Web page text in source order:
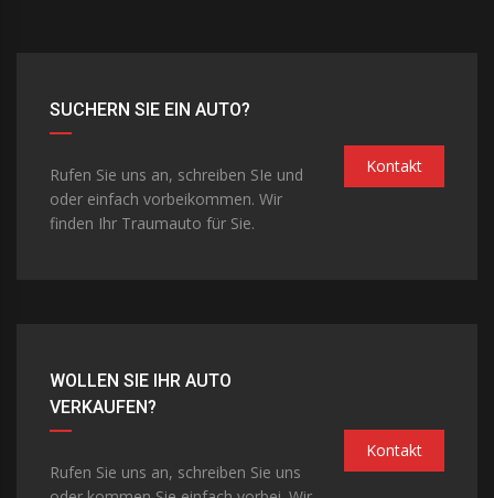
SUCHERN SIE EIN AUTO?
Rufen Sie uns an, schreiben SIe und
oder einfach vorbeikommen. Wir
finden Ihr Traumauto für Sie.
Kontakt
WOLLEN SIE IHR AUTO
VERKAUFEN?
Rufen Sie uns an, schreiben Sie uns
Kontakt